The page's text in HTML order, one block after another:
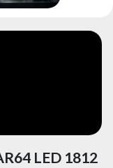
LED 1812